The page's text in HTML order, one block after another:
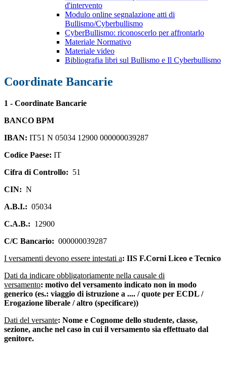
d'intervento
Modulo online segnalazione atti di
Bullismo/Cyberbullismo
CyberBullismo: riconoscerlo per affrontarlo
Materiale Normativo
Materiale video
Bibliografia libri sul Bullismo e Il Cyberbullismo
Coordinate Bancarie
1 - Coordinate Bancarie
BANCO BPM
IBAN: IT51 N 05034 12900 000000039287
Codice Paese: IT
Cifra di Controllo: 51
CIN: N
A.B.I.: 05034
C.A.B.: 12900
C/C Bancario: 000000039287
I versamenti devono essere intestati a: IIS F.Corni Liceo e Tecnico
Dati da indicare obbligatoriamente nella causale di
versamento: motivo del versamento indicato non in modo
generico (es.: viaggio di istruzione a .... / quote per ECDL /
Erogazione liberale / altro (specificare))
Dati del versante: Nome e Cognome dello studente, classe,
sezione, anche nel caso in cui il versamento sia effettuato dal
genitore.